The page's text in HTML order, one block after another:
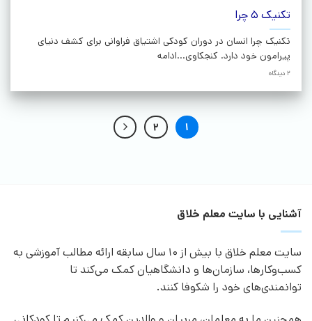
تکنیک 5 چرا
تکنیک چرا انسان در دوران کودکی اشتیاق فراوانی برای کشف دنیای
پیرامون خود دارد. کنجکاوی...ادامه
2 دیدگاه
1
2
آشنایی با سایت معلم خلاق
سایت معلم خلاق با بیش از 10 سال سابقه ارائه مطالب آموزشی به
کسب‌وکارها، سازمان‌ها و دانشگاهیان کمک می‌کند تا
توانمندی‌های خود را شکوفا کنند.